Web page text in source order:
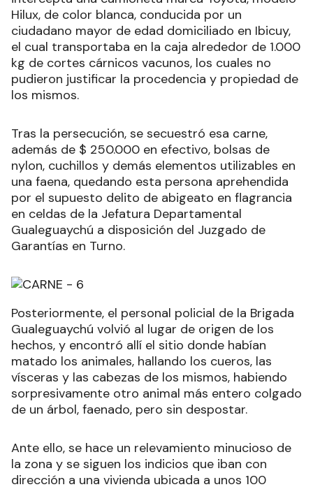
Hilux, de color blanca, conducida por un
ciudadano mayor de edad domiciliado en Ibicuy,
el cual transportaba en la caja alrededor de 1.000
kg de cortes cárnicos vacunos, los cuales no
pudieron justificar la procedencia y propiedad de
los mismos.
Tras la persecución, se secuestró esa carne,
además de $ 250.000 en efectivo, bolsas de
nylon, cuchillos y demás elementos utilizables en
una faena, quedando esta persona aprehendida
por el supuesto delito de abigeato en flagrancia
en celdas de la Jefatura Departamental
Gualeguaychú a disposición del Juzgado de
Garantías en Turno.
Posteriormente, el personal policial de la Brigada
Gualeguaychú volvió al lugar de origen de los
hechos, y encontró allí el sitio donde habían
matado los animales, hallando los cueros, las
vísceras y las cabezas de los mismos, habiendo
sorpresivamente otro animal más entero colgado
de un árbol, faenado, pero sin despostar.
Ante ello, se hace un relevamiento minucioso de
la zona y se siguen los indicios que iban con
dirección a una vivienda ubicada a unos 100